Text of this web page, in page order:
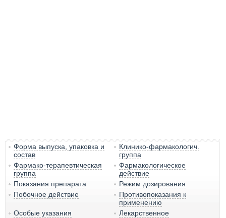
Форма выпуска, упаковка и
состав
Клинико-фармакологич.
группа
Фармако-терапевтическая
группа
Фармакологическое
действие
Показания препарата
Режим дозирования
Побочное действие
Противопоказания к
применению
Особые указания
Лекарственное